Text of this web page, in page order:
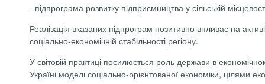
- підпрограма розвитку підприємництва у сільській
Реалізація вказаних підпрограм позитивно впливає на
соціально-економічній стабільності регіону.
У світовій практиці посилюється роль держави в
Україні моделі соціально-орієнтованої економіки, цілями